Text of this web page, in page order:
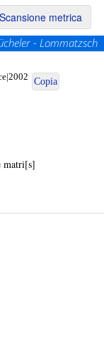
Scansione metrica
- Lommatzsch
Copia
matri[s]